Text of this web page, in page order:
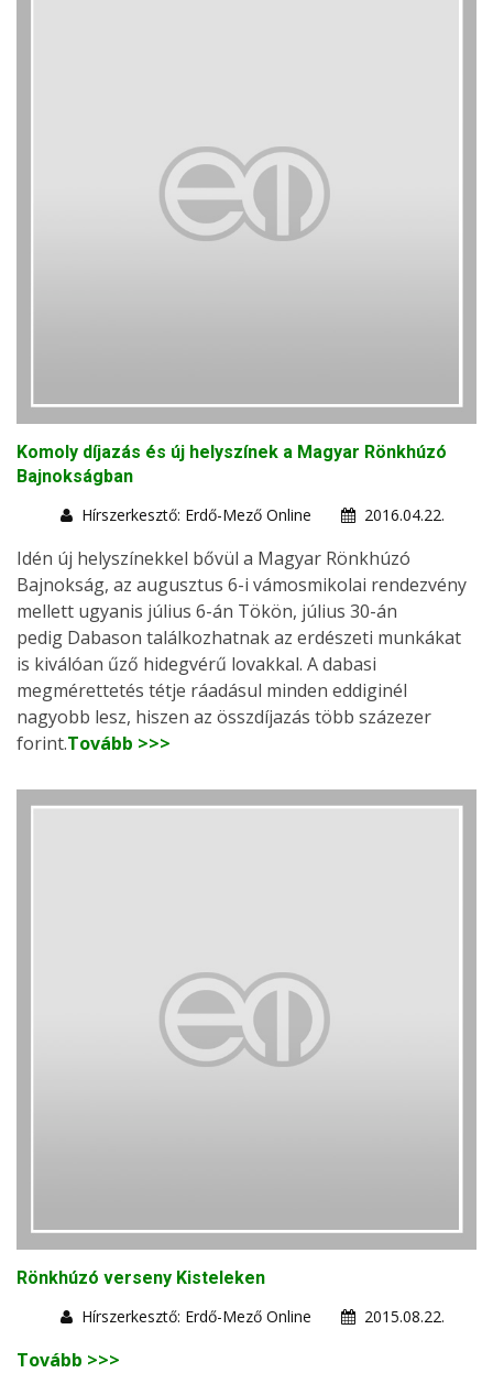
Komoly díjazás és új helyszínek a Magyar Rönkhúzó
Bajnokságban
Hírszerkesztő: Erdő-Mező Online
2016.04.22.
Idén új helyszínekkel bővül a Magyar Rönkhúzó
Bajnokság, az augusztus 6-i vámosmikolai rendezvény
mellett ugyanis július 6-án Tökön, július 30-án
pedig Dabason találkozhatnak az erdészeti munkákat
is kiválóan űző hidegvérű lovakkal. A dabasi
megmérettetés tétje ráadásul minden eddiginél
nagyobb lesz, hiszen az összdíjazás több százezer
forint.Tovább >>>
Rönkhúzó verseny Kisteleken
Hírszerkesztő: Erdő-Mező Online
2015.08.22.
Tovább >>>